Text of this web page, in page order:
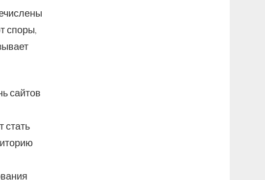
споры,
сайтов
стать